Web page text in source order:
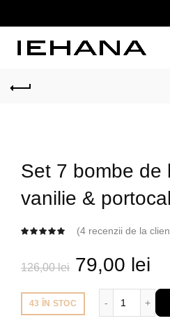
Set 7 bombe de
vanilie &
(4 recenzii de la
126,00lei Prețul
inițial
79,00 lei
43 ÎN STOC